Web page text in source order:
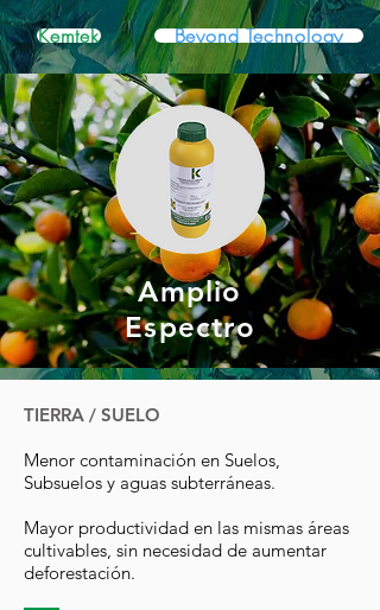
Kemtek Beyond Technology
Amplio
Espectro
TIERRA / SUELO
Menor contaminación en Suelos,
Subsuelos y aguas subterráneas.
Mayor productividad en las mismas áreas
cultivables, sin necesidad de aumentar
deforestación.